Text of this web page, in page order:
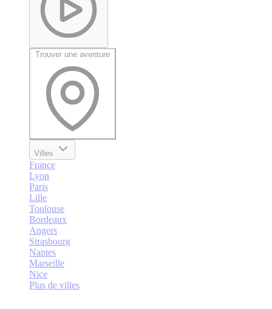
Trouver une aventure
Villes
France
Lyon
Paris
Lille
Toulouse
Bordeaux
Angers
Strasbourg
Nantes
Marseille
Nice
Plus de villes